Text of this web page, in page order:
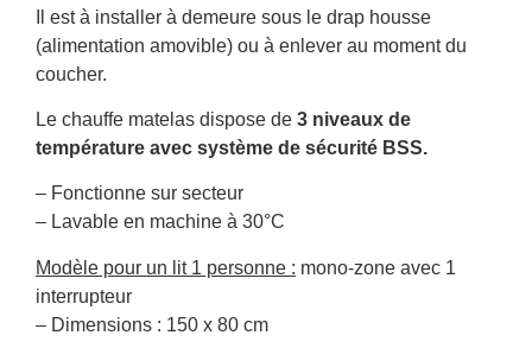
Il est à installer à demeure sous le drap housse
(alimentation amovible) ou à enlever au moment du
coucher.
Le chauffe matelas dispose de 3 niveaux de
température avec système de sécurité BSS.
– Fonctionne sur secteur
– Lavable en machine à 30°C
Modèle pour un lit 1 personne : mono-zone avec 1
interrupteur
– Dimensions : 150 x 80 cm